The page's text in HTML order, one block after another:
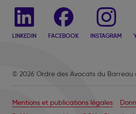
LINKEDIN FACEBOOK INSTAGRAM
© 2026 Ordre des Avocats du Barreau
Mentions et publications légales